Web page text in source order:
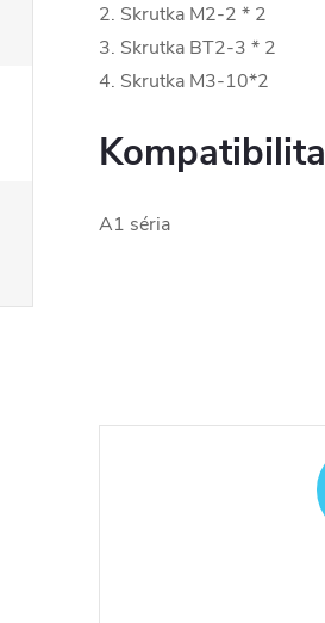
2. Skrutka M2-2 * 2
3. Skrutka BT2-3 * 2
4. Skrutka M3-10*2
Kompatibilita
A1 séria